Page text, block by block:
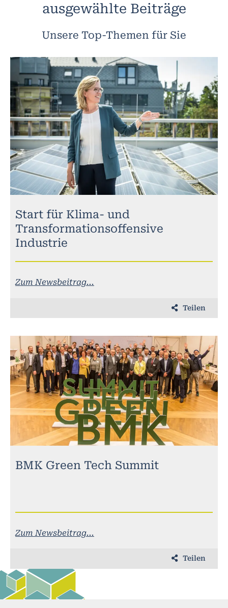
ausgewählte Beiträge
Unsere Top-Themen für Sie
Start für Klima- und
Transformationsoffensive
Industrie
Zum Newsbeitrag...
Teilen
BMK Green Tech Summit
Zum Newsbeitrag...
Teilen